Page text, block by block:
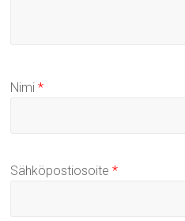
Nimi*
Sähköpostiosoite*